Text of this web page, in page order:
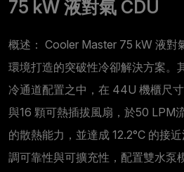
75 kW 液對氣 CDU
概述： Cooler Master 75 kW 液對
環境打造的突破性冷卻解決方案。
冷通道配置之中，在 44U 機櫃尺
與16 顆可熱插拔風扇，於50 LPM
的散熱能力，並達成 12.2°C 的接
調可靠性與可擴充性，配置雙水泵